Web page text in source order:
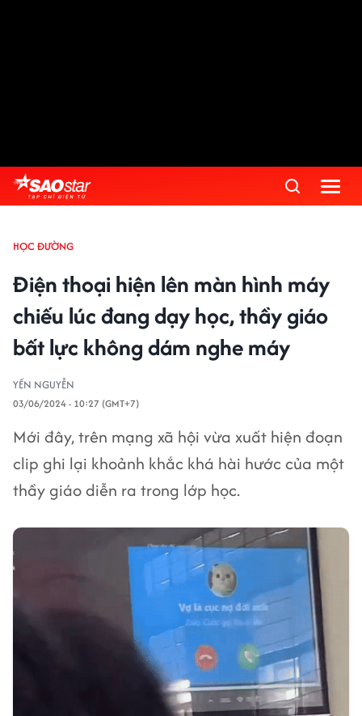
HỌC ĐƯỜNG
Điện thoại hiện lên màn hình máy
chiếu lúc đang dạy học, thầy giáo
bất lực không dám nghe máy
YẾN NGUYỄN
03/06/2024 - 10:27 (GMT+7)
Mới đây, trên mạng xã hội vừa xuất hiện đoạn
clip ghi lại khoảnh khắc khá hài hước của một
thầy giáo diễn ra trong lớp học.